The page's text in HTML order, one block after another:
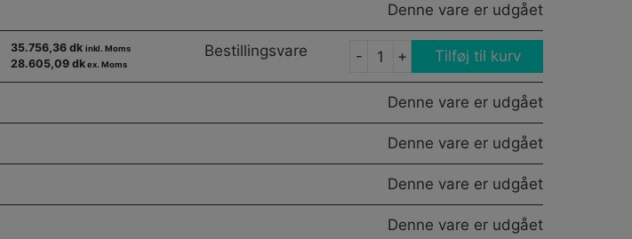
Denne vare er udgået
35.756,36 dk inkl. Moms
28.605,09 dkex. Moms
Bestillingsvare -
1010
ENGINE
+ Tilføj til kurv
Denne vare er udgået
Denne vare er udgået
Denne vare er udgået
Denne vare er udgået